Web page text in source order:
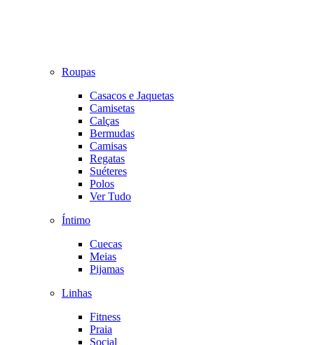
Roupas
Casacos e Jaquetas
Camisetas
Calças
Bermudas
Camisas
Regatas
Suéteres
Polos
Ver Tudo
Íntimo
Cuecas
Meias
Pijamas
Linhas
Fitness
Praia
Social